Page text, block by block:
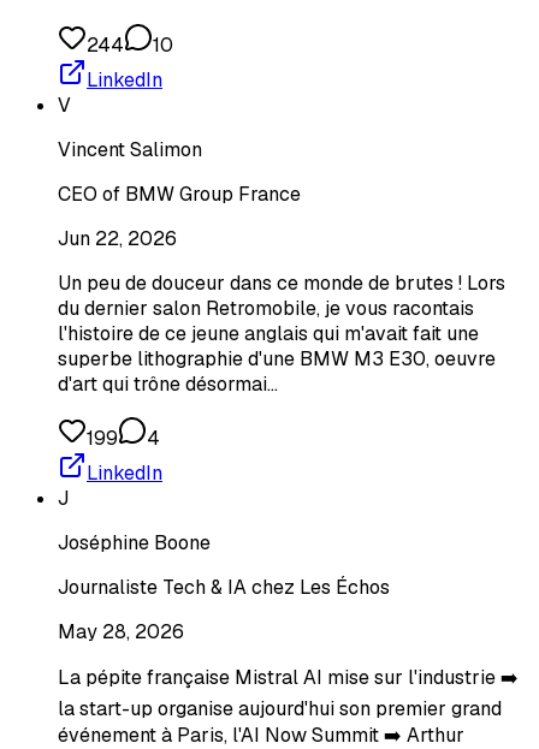
244
10
LinkedIn
V
Vincent Salimon
CEO of BMW Group France
Jun 22, 2026
Un peu de douceur dans ce monde de brutes ! Lors
du dernier salon Retromobile, je vous racontais
l'histoire de ce jeune anglais qui m'avait fait une
superbe lithographie d'une BMW M3 E30, oeuvre
d'art qui trône désormai…
199
4
LinkedIn
J
Joséphine Boone
Journaliste Tech & IA chez Les Échos
May 28, 2026
La pépite française Mistral AI mise sur l'industrie ➡️
la start-up organise aujourd'hui son premier grand
événement à Paris, l'AI Now Summit ➡️ Arthur